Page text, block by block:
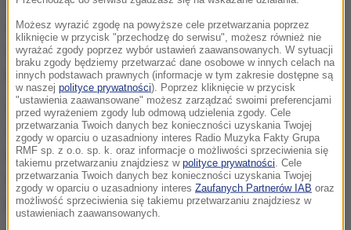
obywatelstwo, "by służyć Niemcom za marki i euro"
oraz że był "członkiem ZOMO", który "trenował
pałowanie na głowach Polaków".
Sąd zdecydował, że poseł Tarczyński musi wpłacić
20 tysięcy złotych na Wielką Orkiestrę Świątecznej
Pomocy, musi także zaprzestać rozprzestrzeniania
takich informacji, musi je sprostować i musi
przeprosić Bogdana Wentę.
Możesz wyrazić zgodę na powyższe cele przetwarzania poprzez
kliknięcie w przycisk "przechodzę do serwisu", możesz również nie
wyrażać zgody poprzez wybór ustawień zaawansowanych. W sytuacji
braku zgody będziemy przetwarzać dane osobowe w innych celach na
innych podstawach prawnych (informacje w tym zakresie dostępne są
w naszej polityce prywatności). Poprzez kliknięcie w przycisk
"ustawienia zaawansowane" możesz zarządzać swoimi preferencjami
przed wyrażeniem zgody lub odmową udzielenia zgody. Cele
przetwarzania Twoich danych bez konieczności uzyskania Twojej
zgody w oparciu o uzasadniony interes Radio Muzyka Fakty Grupa
RMF sp. z o.o. sp. k. oraz informacje o możliwości sprzeciwienia się
takiemu przetwarzaniu znajdziesz w polityce prywatności . Cele
przetwarzania Twoich danych bez konieczności uzyskania Twojej
zgody w oparciu o uzasadniony interes Zaufanych Partnerów IAB oraz
możliwość sprzeciwienia się takiemu przetwarzaniu znajdziesz w
ustawieniach zaawansowanych.